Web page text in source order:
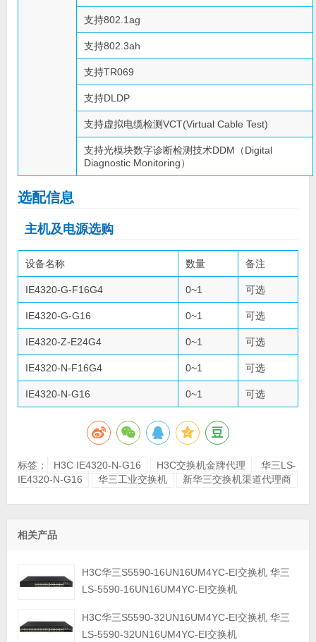
支持802.1ag
支持802.3ah
支持TR069
支持DLDP
支持虚拟电缆检测VCT(Virtual Cable Test)
支持光模块数字诊断检测技术DDM（Digital
Diagnostic Monitoring）
选配信息
主机及电源选购
设备名称 数量 备注
IE4320-G-F16G4 0~1 可选
IE4320-G-G16 0~1 可选
IE4320-Z-E24G4 0~1 可选
IE4320-N-F16G4 0~1 可选
IE4320-N-G16 0~1 可选
标签： H3C IE4320-N-G16 H3C交换机金牌代理
华三LS-
IE4320-N-G16
华三工业交换机 新华三交换机渠道代理商
相关产品
H3C华三S5590-16UN16UM4YC-EI交换机 华三
LS-5590-16UN16UM4YC-EI交换机
H3C华三S5590-32UN16UM4YC-EI交换机 华三
LS-5590-32UN16UM4YC-EI交换机